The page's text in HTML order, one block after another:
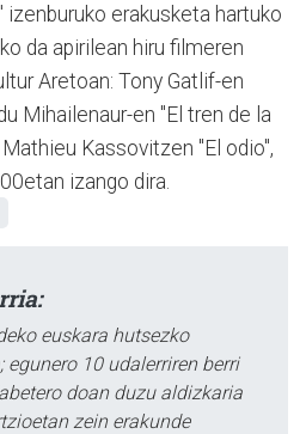
izenburuko erakusketa hartuko
da apirilean hiru filmeren
Aretoan: Tony Gatlif-en
Mihailenaur-en "El tren de la
Kassovitzen "El odio",
izango dira.
euskara hutsezko
egunero 10 udalerriren berri
doan duzu aldizkaria
zein erakunde